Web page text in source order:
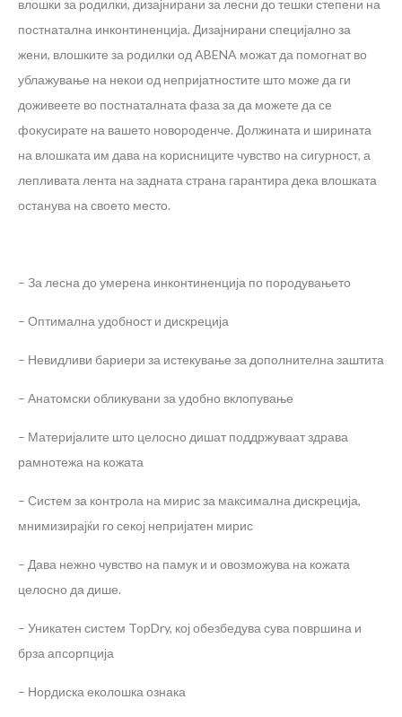
влошки за родилки, дизајнирани за лесни до тешки степени на
постнатална инконтиненција. Дизајнирани специјално за
жени, влошките за родилки од ABENA можат да помогнат во
ублажување на некои од непријатностите што може да ги
доживеете во постнаталната фаза за да можете да се
фокусирате на вашето новороденче. Должината и ширината
на влошката им дава на корисниците чувство на сигурност, а
лепливата лента на задната страна гарантира дека влошката
останува на своето место.
– За лесна до умерена инконтиненција по породувањето
– Оптимална удобност и дискреција
– Невидливи бариери за истекување за дополнителна заштита
– Анатомски обликувани за удобно вклопување
– Материјалите што целосно дишат поддржуваат здрава
рамнотежа на кожата
– Систем за контрола на мирис за максимална дискреција,
мнимизирајќи го секој непријатен мирис
– Дава нежно чувство на памук и и овозможува на кожата
целосно да дише.
– Уникатен систем TopDry, кој обезбедува сува површина и
брза апсорпција
– Нордиска еколошка ознака